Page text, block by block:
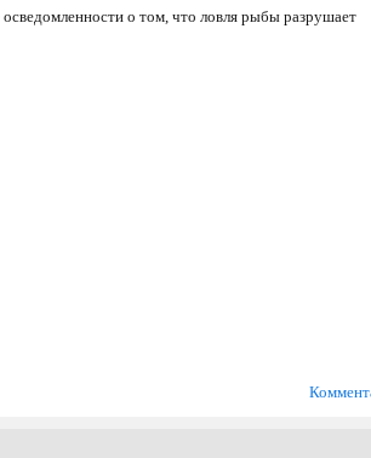
о том, что ловля рыбы разрушает